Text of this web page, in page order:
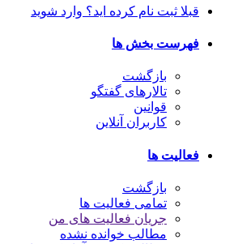
قبلا ثبت نام کرده اید؟ وارد شوید
فهرست بخش ها
بازگشت
تالارهای گفتگو
قوانین
کاربران آنلاین
فعالیت ها
بازگشت
تمامی فعالیت ها
جریان فعالیت های من
مطالب خوانده نشده